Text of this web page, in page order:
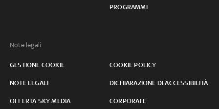
PROGRAMMI
Note legali:
GESTIONE COOKIE COOKIE POLICY
NOTE LEGALI DICHIARAZIONE DI ACCESSIBILITÀ
OFFERTA SKY MEDIA CORPORATE